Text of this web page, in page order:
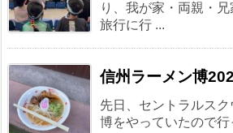
り、我が家・両親・
旅行に行 ...
信州ラーメン博
先日、セントラルス
博をやっていたので